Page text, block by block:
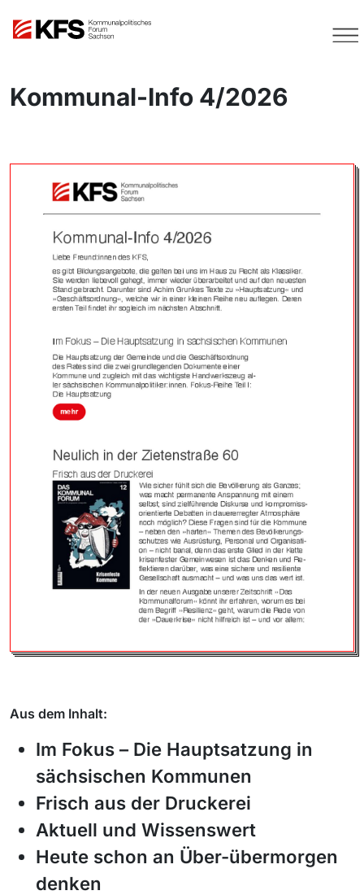
Kommunal-Info 4/2026
Aus dem Inhalt:
Im Fokus – Die Hauptsatzung in
sächsischen Kommunen
Frisch aus der Druckerei
Aktuell und Wissenswert
Heute schon an Über-übermorgen
denken